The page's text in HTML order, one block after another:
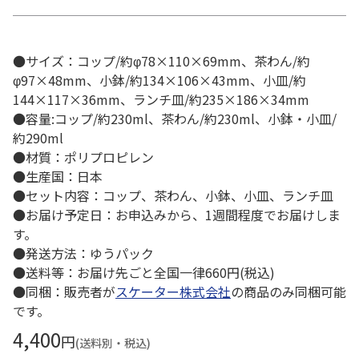
●サイズ：コップ/約φ78×110×69mm、茶わん/約
φ97×48mm、小鉢/約134×106×43mm、小皿/約
144×117×36mm、ランチ皿/約235×186×34mm
●容量:コップ/約230ml、茶わん/約230ml、小鉢・小皿/
約290ml
●材質：ポリプロピレン
●生産国：日本
●セット内容：コップ、茶わん、小鉢、小皿、ランチ皿
●お届け予定日：お申込みから、1週間程度でお届けしま
す。
●発送方法：ゆうパック
●送料等：お届け先ごと全国一律660円(税込)
●同梱：販売者がスケーター株式会社の商品のみ同梱可能
です。
4,400円(送料別・税込)